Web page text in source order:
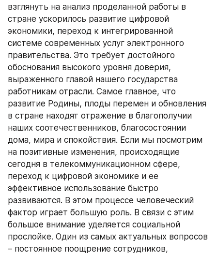
взглянуть на анализ проделанной работы в
стране ускорилось развитие цифровой
экономики, переход к интегрированной
системе современных услуг электронного
правительства. Это требует достойного
обоснования высокого уровня доверия,
выраженного главой нашего государства
работникам отрасли. Самое главное, что
развитие Родины, плоды перемен и обновления
в стране находят отражение в благополучии
наших соотечественников, благосостоянии
дома, мира и спокойствия. Если мы посмотрим
на позитивные изменения, происходящие
сегодня в телекоммуникационном сфере,
переход к цифровой экономике и ее
эффективное использование быстро
развиваются. В этом процессе человеческий
фактор играет большую роль. В связи с этим
большое внимание уделяется социальной
прослойке. Один из самых актуальных вопросов
– постоянное поощрение сотрудников,